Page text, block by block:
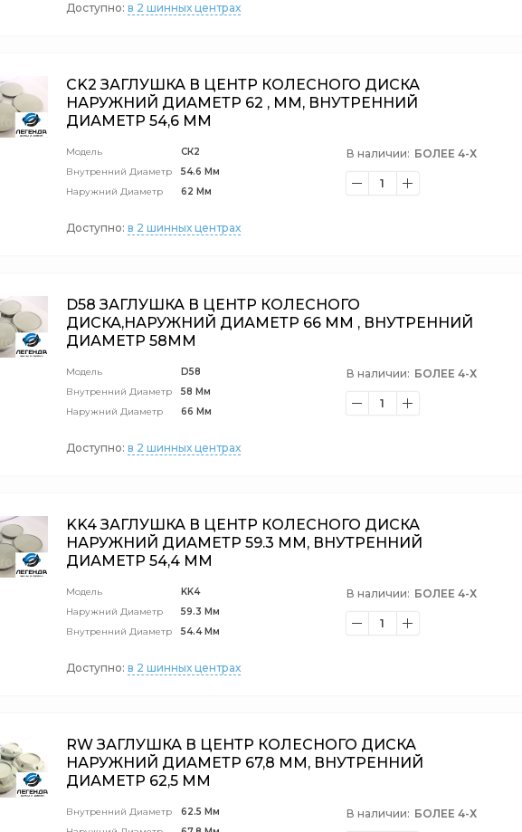
Доступно: в 2 шинных центрах
CK2 ЗАГЛУШКА В ЦЕНТР КОЛЕСНОГО ДИСКА
НАРУЖНИЙ ДИАМЕТР 62 , ММ, ВНУТРЕННИЙ
ДИАМЕТР 54,6 ММ
Модель
Внутренний Диаметр
Наружний Диаметр
СК2
54.6 Мм
62 Мм
БОЛЕЕ 4-Х
В наличии:
1
Доступно: в 2 шинных центрах
D58 ЗАГЛУШКА В ЦЕНТР КОЛЕСНОГО
ДИСКА,НАРУЖНИЙ ДИАМЕТР 66 ММ , ВНУТРЕННИЙ
ДИАМЕТР 58ММ
Модель
Внутренний Диаметр
Наружний Диаметр
D58
58 Мм
66 Мм
БОЛЕЕ 4-Х
В наличии:
1
Доступно: в 2 шинных центрах
KK4 ЗАГЛУШКА В ЦЕНТР КОЛЕСНОГО ДИСКА
НАРУЖНИЙ ДИАМЕТР 59.3 ММ, ВНУТРЕННИЙ
ДИАМЕТР 54,4 ММ
Модель
Наружний Диаметр
Внутренний Диаметр
KK4
59.3 Мм
54.4 Мм
БОЛЕЕ 4-Х
В наличии:
1
Доступно: в 2 шинных центрах
RW ЗАГЛУШКА В ЦЕНТР КОЛЕСНОГО ДИСКА
НАРУЖНИЙ ДИАМЕТР 67,8 ММ, ВНУТРЕННИЙ
ДИАМЕТР 62,5 ММ
Внутренний Диаметр
62.5 Мм
БОЛЕЕ 4-Х
В наличии: